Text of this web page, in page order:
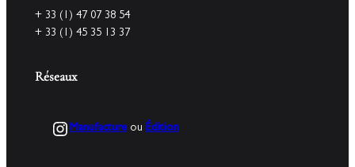
+ 33 (1) 47 07 38 54
+ 33 (1) 45 35 13 37
Réseaux
Instagram
Manufactureou Édition